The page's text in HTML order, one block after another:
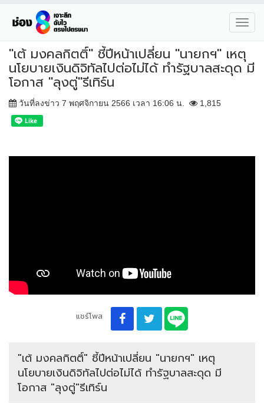
"เต้ มงคลกิตติ์" ชี้ปีหน้าเปลี่ยน "นายกฯ" เหตุ
นโยบายเงินดิจิทัลไปต่อไม่ได้ ทำรัฐบาลสะดุด มี
โอกาส "ลุงตู่"รีเทิร์น
วันที่ลงข่าว 7 พฤศจิกายน 2566 เวลา 16:06 น. 1,815
แชร์โพส
"เต้ มงคลกิตติ์" ชี้ปีหน้าเปลี่ยน "นายกฯ" เหตุ
นโยบายเงินดิจิทัลไปต่อไม่ได้ ทำรัฐบาลสะดุด มี
โอกาส "ลุงตู่"รีเทิร์น